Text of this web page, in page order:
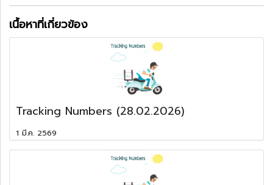
เนื้อหาที่เกี่ยวข้อง
Tracking Numbers (28.02.2026)
1 มี.ค. 2569